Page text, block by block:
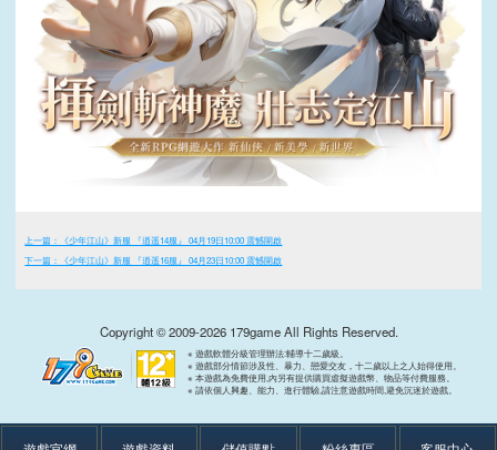
上一篇：《少年江山》新服 『逍遥14服』 04月19日10:00 震憾開啟
下一篇：《少年江山》新服 『逍遥16服』 04月23日10:00 震憾開啟
Copyright © 2009-2026 179game All Rights Reserved.
※ 遊戲軟體分級管理辦法:輔導十二歲級。
※ 遊戲部分情節涉及性、暴力、戀愛交友，十二歲以上之人始得使用。
※ 本遊戲為免費使用,內另有提供購買虛擬遊戲幣、物品等付費服務。
※ 請依個人興趣、能力、進行體驗,請注意遊戲時間,避免沉迷於遊戲。